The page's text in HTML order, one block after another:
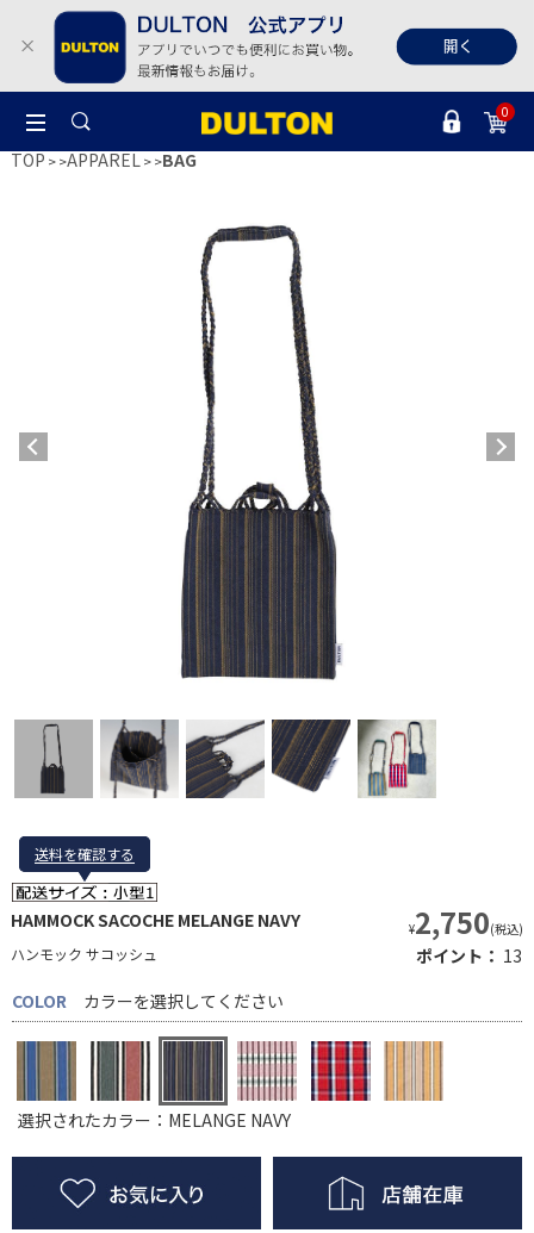
0
TOP >APPAREL >BAG
送料を確認する
送料を確認する
HAMMOCK SACOCHE MELANGE NAVY
ハンモック サコッシュ
¥2,750(税込)
ポイント： 13
COLOR
カラーを選択してください
選択されたカラー：MELANGE NAVY